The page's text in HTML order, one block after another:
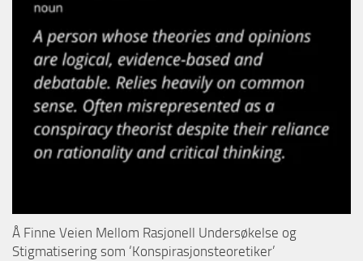
Å Finne Veien Mellom Rasjonell Undersøkelse og
Stigmatisering som ‘Konspirasjonsteoretiker’